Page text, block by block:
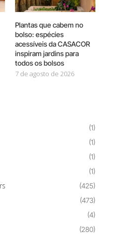
Plantas que cabem no
bolso: espécies
acessíveis da CASACOR
inspiram jardins para
todos os bolsos
7 de agosto de 2026
(1)
(1)
(1)
(1)
(425)
(473)
(4)
(280)